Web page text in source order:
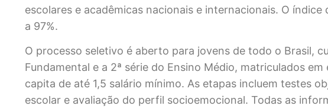
escolares e acadêmicas nacionais e internacionais. O
a 97%.
O processo seletivo é aberto para jovens de todo o Brasil,
Fundamental e a 2ª série do Ensino Médio, matriculados
capita de até 1,5 salário mínimo. As etapas incluem testes
escolar e avaliação do perfil socioemocional. Todas as